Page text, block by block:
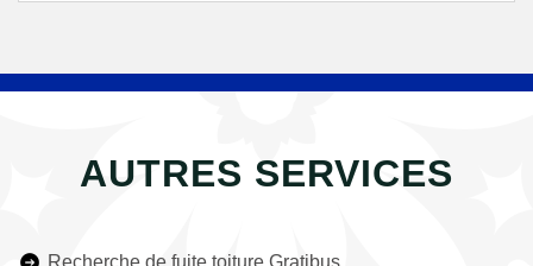
AUTRES SERVICES
Recherche de fuite toiture Gratibus